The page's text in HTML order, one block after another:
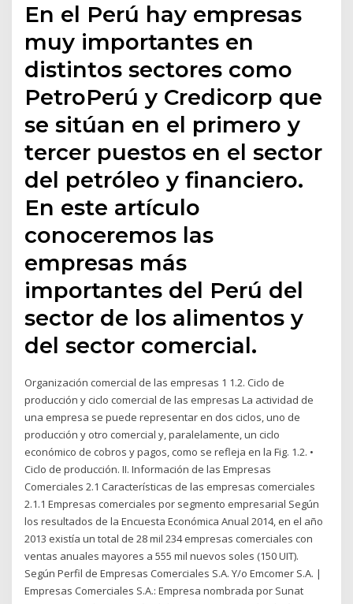
En el Perú hay empresas
muy importantes en
distintos sectores como
PetroPerú y Credicorp que
se sitúan en el primero y
tercer puestos en el sector
del petróleo y financiero.
En este artículo
conoceremos las
empresas más
importantes del Perú del
sector de los alimentos y
del sector comercial.
Organización comercial de las empresas 1 1.2. Ciclo de
producción y ciclo comercial de las empresas La actividad de
una empresa se puede representar en dos ciclos, uno de
producción y otro comercial y, paralelamente, un ciclo
económico de cobros y pagos, como se refleja en la Fig. 1.2. •
Ciclo de producción. II. Información de las Empresas
Comerciales 2.1 Características de las empresas comerciales
2.1.1 Empresas comerciales por segmento empresarial Según
los resultados de la Encuesta Económica Anual 2014, en el año
2013 existía un total de 28 mil 234 empresas comerciales con
ventas anuales mayores a 555 mil nuevos soles (150 UIT).
Según Perfil de Empresas Comerciales S.A. Y/o Emcomer S.A. |
Empresas Comerciales S.A.: Empresa nombrada por Sunat